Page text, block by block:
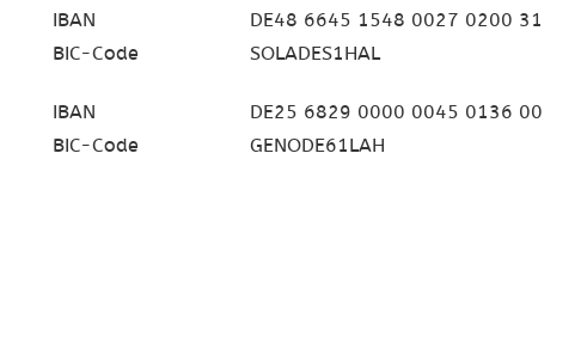
IBAN
DE48 6645 1548 0027 0200 31
BIC-Code
SOLADES1HAL
IBAN
DE25 6829 0000 0045 0136 00
BIC-Code
GENODE61LAH